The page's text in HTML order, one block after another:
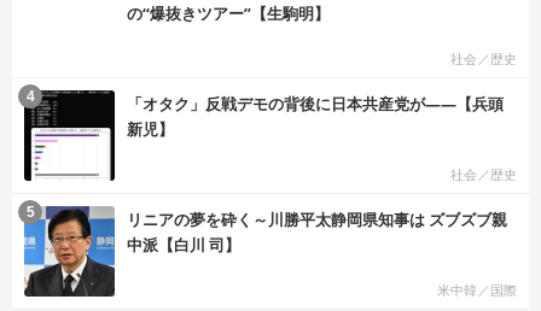
の“爆抜きツアー”【生駒明】
社会／歴史
「オタク」反戦デモの背後に日本共産党が――【兵頭
新児】
社会／歴史
4
リニアの夢を砕く～川勝平太静岡県知事は ズブズブ親
中派【白川 司】
米中韓／国際
5